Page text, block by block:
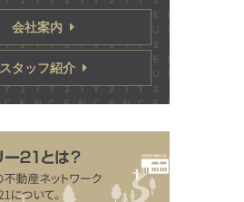
会社案内
スタッフ紹介